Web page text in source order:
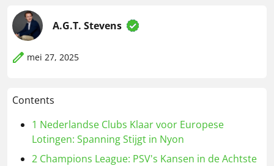
A.G.T. Stevens
mei 27, 2025
Contents
1 Nederlandse Clubs Klaar voor Europese
Lotingen: Spanning Stijgt in Nyon
2 Champions League: PSV's Kansen in de Achtste